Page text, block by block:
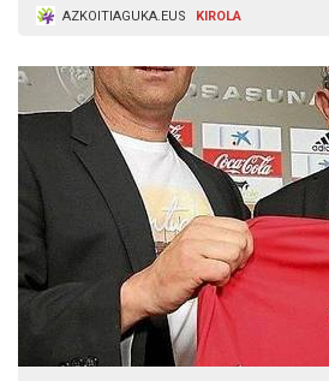
AZKOITIAGUKA.EUS KIROLA